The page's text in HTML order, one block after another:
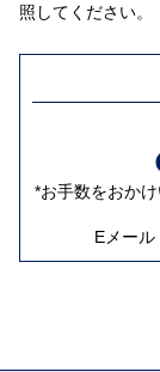
照してください。
*お手数をおか
Eメール